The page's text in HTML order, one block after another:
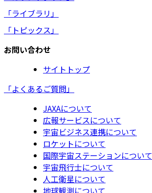
「ライブラリ」
「トピックス」
お問い合わせ
サイトトップ
「よくあるご質問」
JAXAについて
広報サービスについて
宇宙ビジネス連携について
ロケットについて
国際宇宙ステーションについて
宇宙飛行士について
人工衛星について
地球観測について